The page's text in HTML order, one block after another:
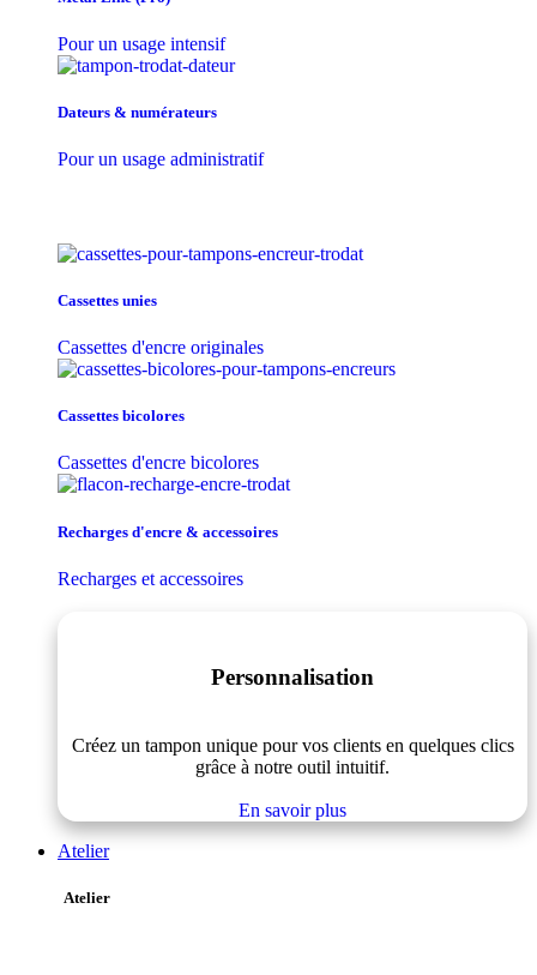
Pour un usage intensif
Dateurs & numérateurs
Pour un usage administratif
Cassettes unies
Cassettes d'encre originales
Cassettes bicolores
Cassettes d'encre bicolores
Recharges d'encre & accessoires
Recharges et accessoires
Personnalisation
Créez un tampon unique pour vos clients en quelques clics
grâce à notre outil intuitif.
En savoir plus
Atelier
Atelier